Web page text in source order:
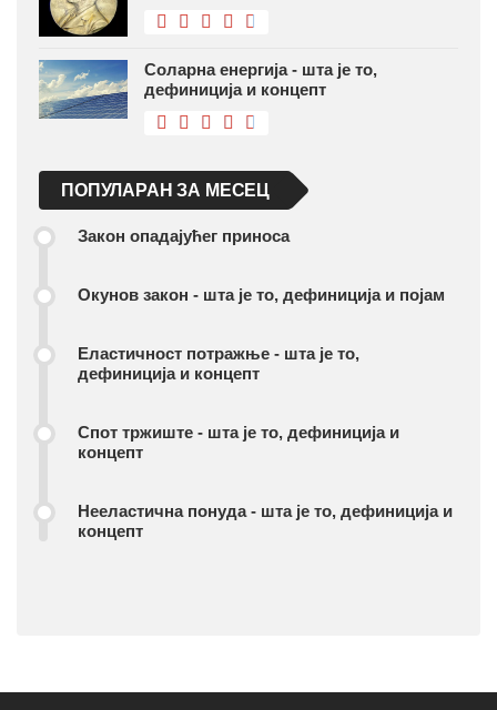
Соларна енергија - шта је то,
дефиниција и концепт
ПОПУЛАРАН ЗА МЕСЕЦ
Закон опадајућег приноса
Окунов закон - шта је то, дефиниција и појам
Еластичност потражње - шта је то,
дефиниција и концепт
Спот тржиште - шта је то, дефиниција и
концепт
Нееластична понуда - шта је то, дефиниција и
концепт